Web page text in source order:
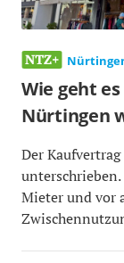
Wie geht
Nürtingen
Der
Mieter und vor